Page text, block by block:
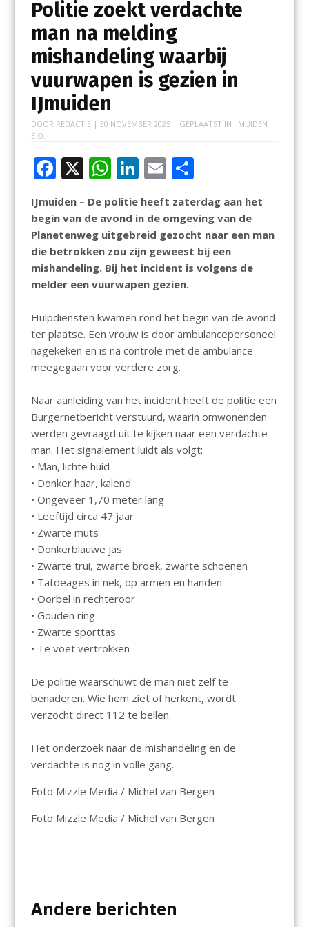
Politie zoekt verdachte
man na melding
mishandeling waarbij
vuurwapen is gezien in
IJmuiden
DOOR REDACTIE | 30 NOVEMBER 2025| GEPLAATST IN IJMUIDEN
E.O.
F
ac
e
b
o
o
X W
h
at
s
A
p
Li
n
k
e
dI
n
E
ai
l
D
el
e
n
IJmuiden – De politie heeft zaterdag aan het
begin van de avond in de omgeving van de
Planetenweg uitgebreid gezocht naar een man
die betrokken zou zijn geweest bij een
mishandeling. Bij het incident is volgens de
melder een vuurwapen gezien.
Hulpdiensten kwamen rond het begin van de avond
ter plaatse. Een vrouw is door ambulancepersoneel
nagekeken en is na controle met de ambulance
meegegaan voor verdere zorg.
Naar aanleiding van het incident heeft de politie een
Burgernetbericht verstuurd, waarin omwonenden
werden gevraagd uit te kijken naar een verdachte
man. Het signalement luidt als volgt:
• Man, lichte huid
• Donker haar, kalend
• Ongeveer 1,70 meter lang
• Leeftijd circa 47 jaar
• Zwarte muts
• Donkerblauwe jas
• Zwarte trui, zwarte broek, zwarte schoenen
• Tatoeages in nek, op armen en handen
• Oorbel in rechteroor
• Gouden ring
• Zwarte sporttas
• Te voet vertrokken
De politie waarschuwt de man niet zelf te
benaderen. Wie hem ziet of herkent, wordt
verzocht direct 112 te bellen.
Het onderzoek naar de mishandeling en de
verdachte is nog in volle gang.
Foto Mizzle Media / Michel van Bergen
Foto Mizzle Media / Michel van Bergen
Andere berichten